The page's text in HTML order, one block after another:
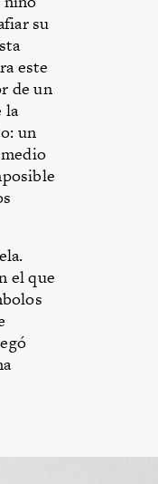
su
este
de un
la
un
el que